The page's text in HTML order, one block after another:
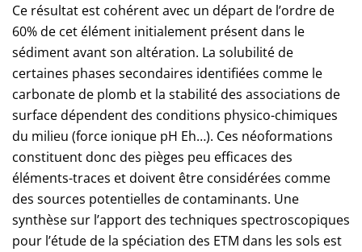
Ce résultat est cohérent avec un départ de l’ordre de
60% de cet élément initialement présent dans le
sédiment avant son altération. La solubilité de
certaines phases secondaires identifiées comme le
carbonate de plomb et la stabilité des associations de
surface dépendent des conditions physico-chimiques
du milieu (force ionique pH Eh…). Ces néoformations
constituent donc des pièges peu efficaces des
éléments-traces et doivent être considérées comme
des sources potentielles de contaminants. Une
synthèse sur l’apport des techniques spectroscopiques
pour l’étude de la spéciation des ETM dans les sols est